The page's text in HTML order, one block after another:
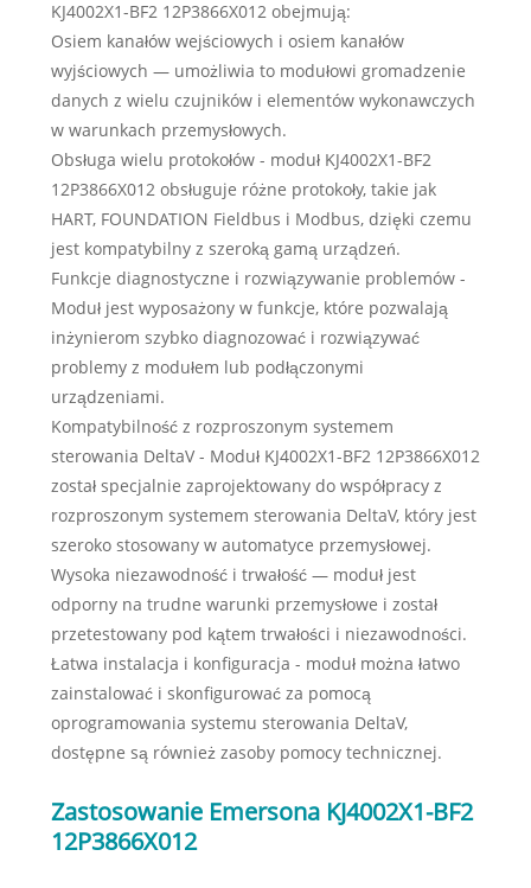
KJ4002X1-BF2 12P3866X012 obejmują:
Osiem kanałów wejściowych i osiem kanałów
wyjściowych — umożliwia to modułowi gromadzenie
danych z wielu czujników i elementów wykonawczych
w warunkach przemysłowych.
Obsługa wielu protokołów - moduł KJ4002X1-BF2
12P3866X012 obsługuje różne protokoły, takie jak
HART, FOUNDATION Fieldbus i Modbus, dzięki czemu
jest kompatybilny z szeroką gamą urządzeń.
Funkcje diagnostyczne i rozwiązywanie problemów -
Moduł jest wyposażony w funkcje, które pozwalają
inżynierom szybko diagnozować i rozwiązywać
problemy z modułem lub podłączonymi
urządzeniami.
Kompatybilność z rozproszonym systemem
sterowania DeltaV - Moduł KJ4002X1-BF2 12P3866X012
został specjalnie zaprojektowany do współpracy z
rozproszonym systemem sterowania DeltaV, który jest
szeroko stosowany w automatyce przemysłowej.
Wysoka niezawodność i trwałość — moduł jest
odporny na trudne warunki przemysłowe i został
przetestowany pod kątem trwałości i niezawodności.
Łatwa instalacja i konfiguracja - moduł można łatwo
zainstalować i skonfigurować za pomocą
oprogramowania systemu sterowania DeltaV,
dostępne są również zasoby pomocy technicznej.
Zastosowanie Emersona KJ4002X1-BF2
12P3866X012